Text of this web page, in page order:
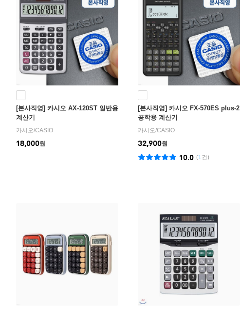
[본사직영] 카시오 AX-120ST 일반용
계산기
카시오/CASIO
18,000원
[본사직영] 카시오 FX-570ES plus-2
공학용 계산기
카시오/CASIO
32,900원
(1건)
10.0